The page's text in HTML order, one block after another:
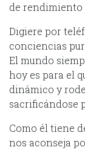
de
Digiere por
conciencias
El mundo
hoy es para el
dinámico y
sacrificándose
Como él tiene
nos aconseja